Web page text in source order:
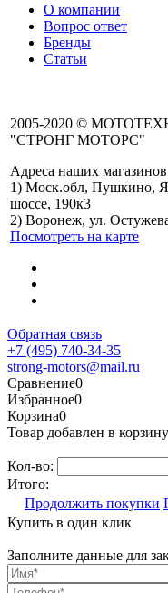
О компании
Вопрос ответ
Бренды
Статьи
2005-2020 ©
"СТРОНГ МОТОРС"
Адреса наших
1) Моск.обл, Пушкино,
шоссе, 190к3
2) Воронеж, ул.
Посмотреть на карте
Обратная связь
+7 (495) 740-34-35
strong-motors@mail.ru
Сравнение0
Избранное0
Корзина0
Товар добавлен в корзину
Кол-во:
Итого:
Продолжить покупки
Купить в один клик
Заполните данные для